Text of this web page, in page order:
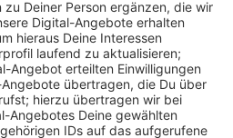
wurden vor der
Die Stadt rät daher,